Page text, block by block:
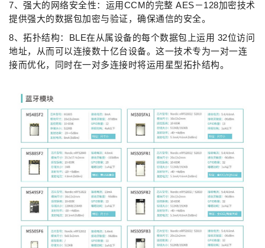
7、强大的网络安全性：运用CCM的完整 AES－128加密技术
提供强大的数据包加密与验证，确保通信的安全。
8、拓扑结构：BLE在从属设备的每个数据包上运用 32位访问
地址，从而可以连接数十亿台设备。这一技术专为一对一连
接而优化，同时在一对多连接时将运用星型拓扑结构。